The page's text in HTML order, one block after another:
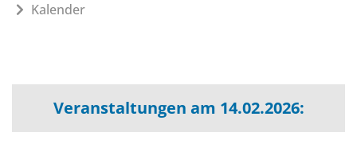
Kalender
Veranstaltungen am 14.02.2026: